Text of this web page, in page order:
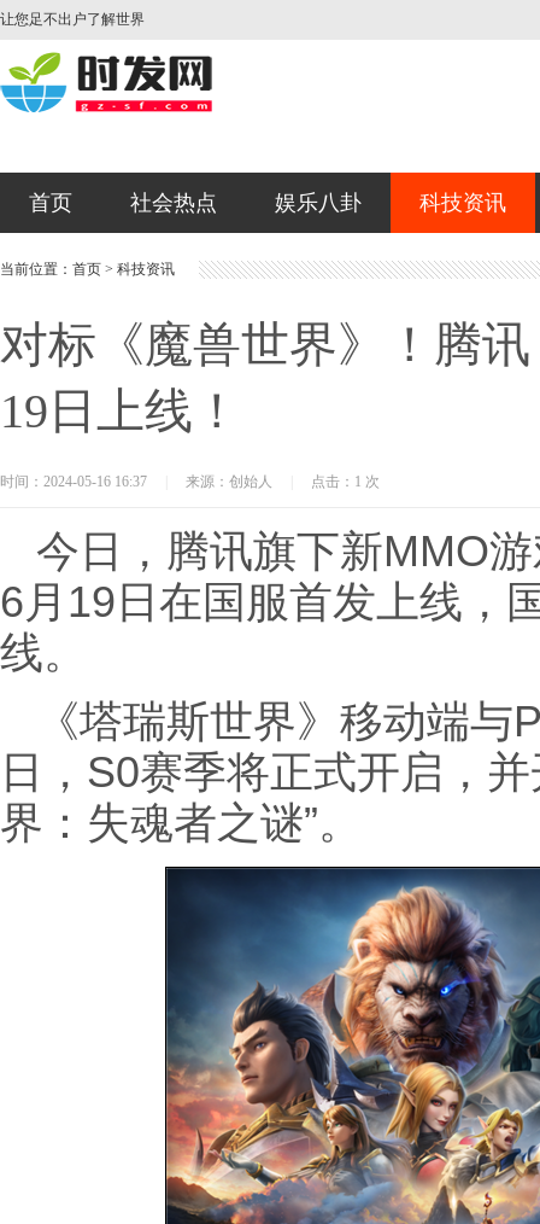
让您足不出户了解世界
首页 社会热点 娱乐八卦 科技资讯
当前位置： 首页 > 科技资讯
对标《魔兽世界》！腾
19日上线！
时间：2024-05-16 16:37 来源：创始人 点击：1 次
今日，腾讯旗下新MMO
6月19日在国服首发上线，
线。
《塔瑞斯世界》移动端
日，S0赛季将正式开启，
界：失魂者之谜”。